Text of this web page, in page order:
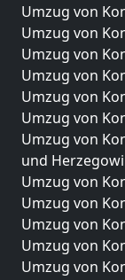
Umzug von
Umzug von
Umzug von
Umzug von
Umzug von
Umzug von
Umzug von
und
Umzug von
Umzug von
Umzug von
Umzug von
Umzug von